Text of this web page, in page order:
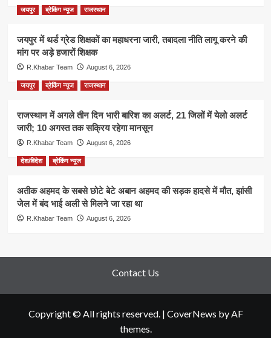
जयपुर ब्रेकिंग न्यूज राजस्थान
जयपुर में थर्ड ग्रेड शिक्षकों का महाधरना जारी, तबादला नीति लागू करने की
मांग पर अड़े हजारों शिक्षक
R.Khabar Team August 6, 2026
जयपुर ब्रेकिंग न्यूज राजस्थान
राजस्थान में अगले तीन दिन भारी बारिश का अलर्ट, 21 जिलों में येलो अलर्ट
जारी; 10 अगस्त तक सक्रिय रहेगा मानसून
R.Khabar Team August 6, 2026
देश/विदेश ब्रेकिंग न्यूज
अतीक अहमद के सबसे छोटे बेटे अबान अहमद की सड़क हादसे में मौत, झांसी
जेल में बंद भाई अली से मिलने जा रहा था
R.Khabar Team August 6, 2026
Contact Us
Copyright © All rights reserved. | CoverNews by AF
themes.